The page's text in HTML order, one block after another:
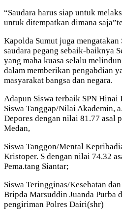
“Saudara harus siap untuk
untuk ditempatkan dimana
Kapolda Sumut juga mengatakan
saudara pegang sebaik-baiknya
yang maha kuasa selalu
dalam memberikan pengabdian
masyarakat bangsa dan negara.
Adapun Siswa terbaik SPN Hinai
Siswa Tanggap/Nilai Akademin,
Depores dengan nilai 81.77 asal
Medan,
Siswa Tanggon/Mental
Kristoper. S dengan nilai 74.32
Pema.tang Siantar;
Siswa Teringginas/Kesehatan
Bripda Marsuddin Juanda Purba
pengiriman Polres Dairi(shr)